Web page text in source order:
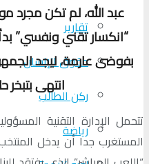
تقارير
حقوق الإنسان
ركن الطالب
رياضة
عبد الله، لم تكن مجرد
“انكسار تقني ونفسي”
بفوضى عارمة، ليجد
انتهى بتبخر
تتحمل الإدارة التقنية
المستغرب جدا أن يدخل